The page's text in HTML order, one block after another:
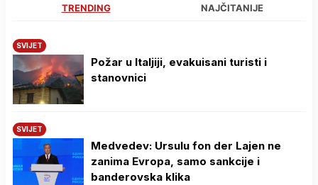
TRENDING NAJČITANIJE
SVIJET
Požar u Italjiji, evakuisani turisti i
stanovnici
SVIJET
Medvedev: Ursulu fon der Lajen ne
zanima Evropa, samo sankcije i
banderovska klika